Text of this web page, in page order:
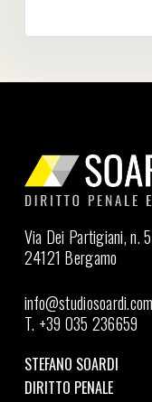
Via Dei Partigiani, n. 5
24121 Bergamo
info@studiosoardi.com
T. +39 035 236659
STEFANO SOARDI
DIRITTO PENALE